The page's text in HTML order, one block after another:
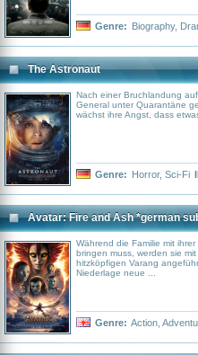
Genre: Biography,
The Astronaut
Nach einer Bruchlandung
General unter Quarantäne
wächst ihre Angst, dass
Genre: Horror, Sci-Fi
Avatar: Fire and Ash *german
Während die Familie mit
bringen muss, werden sie
hitzköpfigen Varang
Niederlage neue ...
Genre: Action